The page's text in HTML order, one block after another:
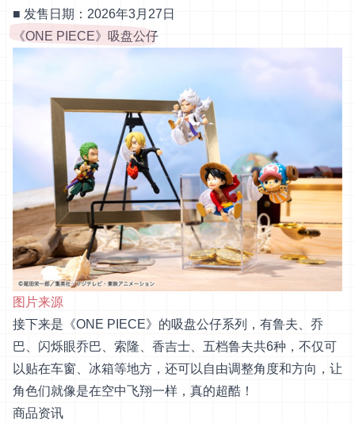
■ 发售日期：2026年3月27日
《ONE PIECE》吸盘公仔
图片来源
接下来是《ONE PIECE》的吸盘公仔系列，有鲁夫、乔
巴、闪烁眼乔巴、索隆、香吉士、五档鲁夫共6种，不仅可
以贴在车窗、冰箱等地方，还可以自由调整角度和方向，让
角色们就像是在空中飞翔一样，真的超酷！
商品资讯